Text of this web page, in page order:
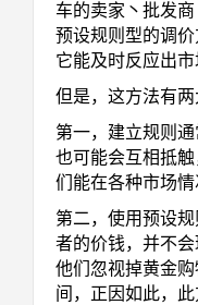
车的卖家丶批发商
预设规则型的调价
它能及时反应出市
但是，这方法有两
第一，建立规则
也可能会互相抵
们能在各种市场情
第二，使用预设
者的价钱，并不
他们忽视掉黄金
间，正因如此，